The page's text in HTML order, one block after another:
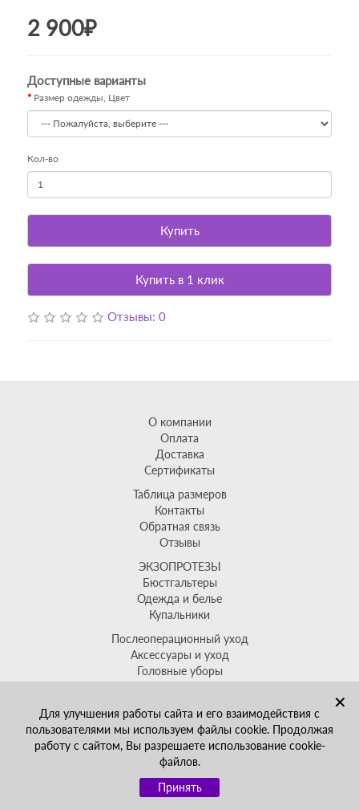
2 900₽
Доступные варианты
Размер одежды, Цвет
Кол-во
Купить
Купить в 1 клик
Отзывы: 0
О компании
Оплата
Доставка
Сертификаты
Таблица размеров
Контакты
Обратная связь
Отзывы
ЭКЗОПРОТЕЗЫ
Бюстгальтеры
Одежда и белье
Купальники
Послеоперационный уход
Аксессуары и уход
Головные уборы
+7(499)704-64-88
sales@ekzoprotez.ru
Политика обработки
персональных
данных
✕
Для улучшения работы сайта и его взаимодействия с
пользователями мы используем файлы cookie. Продолжая
работу с сайтом, Вы разрешаете использование cookie-
файлов.
Принять